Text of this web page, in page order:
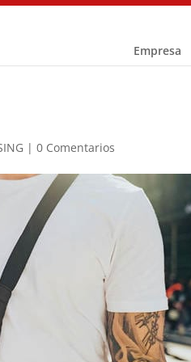
Empresa
|0 Comentarios